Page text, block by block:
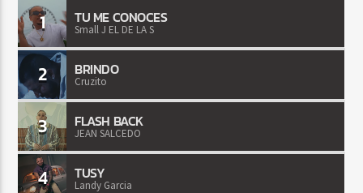
1 TU ME CONOCES
Small J EL DE LA S
2 BRINDO
Cruzito
3 FLASH BACK
JEAN SALCEDO
4 TUSY
Landy Garcia